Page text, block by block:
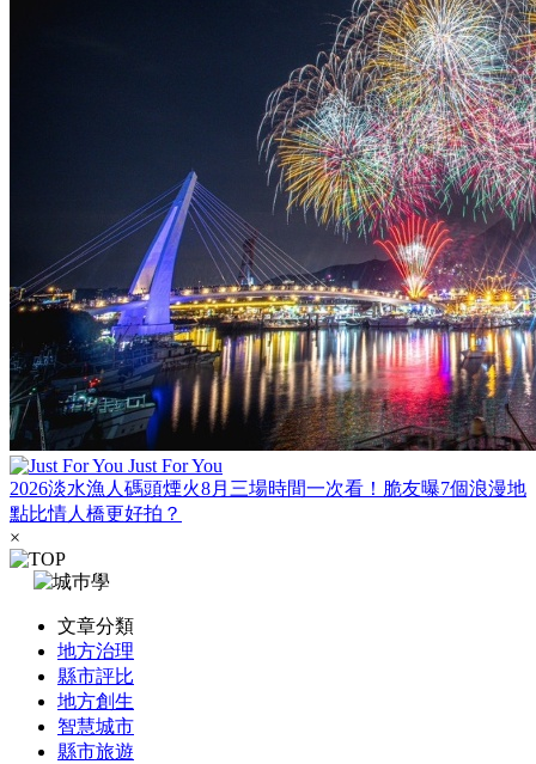
Just For You
2026淡水漁人碼頭煙火8月三場時間一次看！脆友曝7個浪漫地
點比情人橋更好拍？
×
文章分類
地方治理
縣市評比
地方創生
智慧城市
縣市旅遊